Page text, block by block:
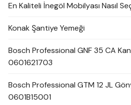
En Kaliteli İnegöl Mobilyası Nasıl
Konak Şantiye Yemeği
Bosch Professional GNF 35 CA
0601621703
Bosch Professional GTM 12 JL
0601B15001